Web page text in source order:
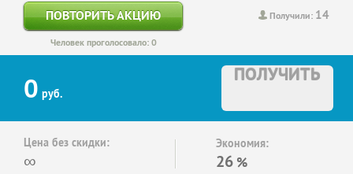
Получили: 14
ПОВТОРИТЬ АКЦИЮ
Человек проголосовало: 0
0 руб.
ПОЛУЧИТЬ
Цена без скидки:
∞
Экономия:
26 %